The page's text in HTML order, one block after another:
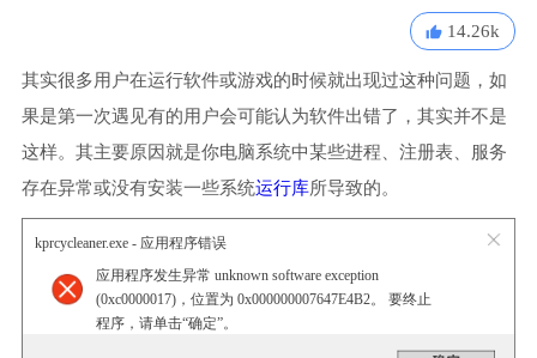
14.26k
其实很多用户在运行软件或游戏的时候就出现过这种问题，如
果是第一次遇见有的用户会可能认为软件出错了，其实并不是
这样。其主要原因就是你电脑系统中某些进程、注册表、服务
存在异常或没有安装一些系统运行库所导致的。
kprcycleaner.exe - 应用程序错误
应用程序发生异常 unknown software exception
(0xc0000017)，位置为 0x000000007647E4B2。 要终止
程序，请单击“确定”。